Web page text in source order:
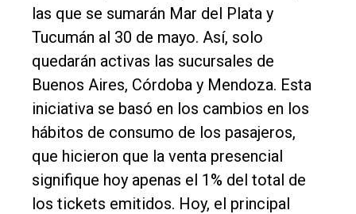
las que se sumarán Mar del Plata y
Tucumán al 30 de mayo. Así, solo
quedarán activas las sucursales de
Buenos Aires, Córdoba y Mendoza. Esta
iniciativa se basó en los cambios en los
hábitos de consumo de los pasajeros,
que hicieron que la venta presencial
signifique hoy apenas el 1% del total de
los tickets emitidos. Hoy, el principal